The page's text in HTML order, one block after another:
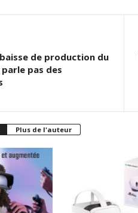
de production du
parle pas des
Plus de l'auteur